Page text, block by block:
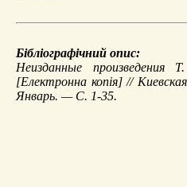
Бібліографічний опис:
Неизданные
[Електронна копія] //
Январь. — С. 1-35.